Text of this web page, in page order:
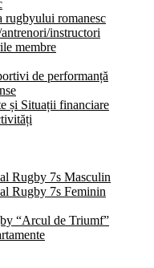
rugbyului romanesc
instructori
membre
de performanță
și Situații financiare
Rugby 7s Masculin
Rugby 7s Feminin
“Arcul de Triumf”